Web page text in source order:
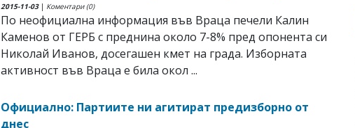
2015-11-03| Коментари (0)
По неофициална информация във Враца печели Калин
Каменов от ГЕРБ с преднина около 7-8% пред опонента си
Николай Иванов, досегашен кмет на града. Изборната
активност във Враца е била окол ...
Официално: Партиите ни агитират предизборно от
днес